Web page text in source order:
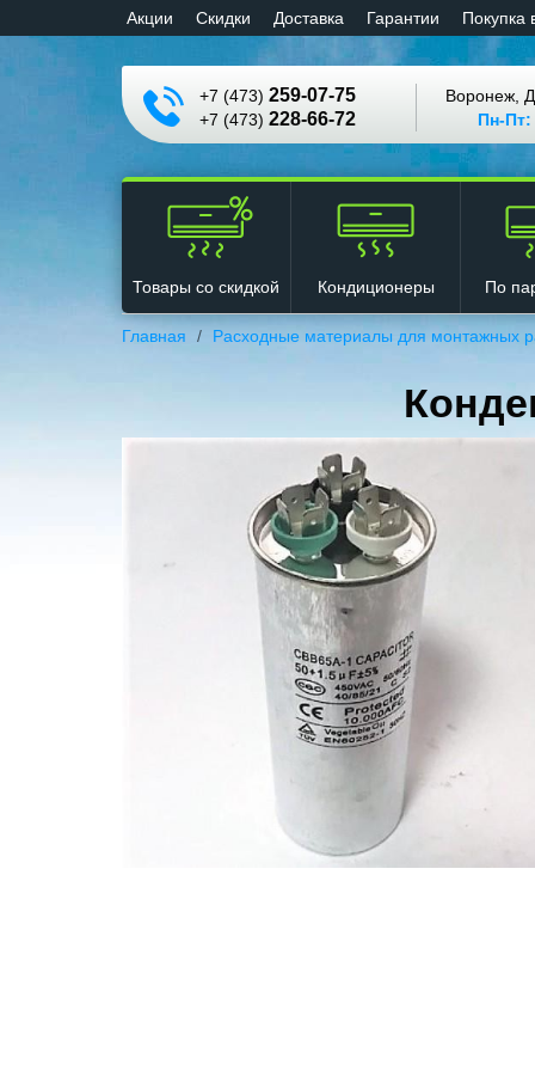
Aкции Cкидки Доставка Гарантии Покупка
+7 (473) 259-07-75
+7 (473) 228-66-72
Воронеж,
Пн-Пт:
Товары со скидкой Кондиционеры По
Главная Расходные материалы для монтажных